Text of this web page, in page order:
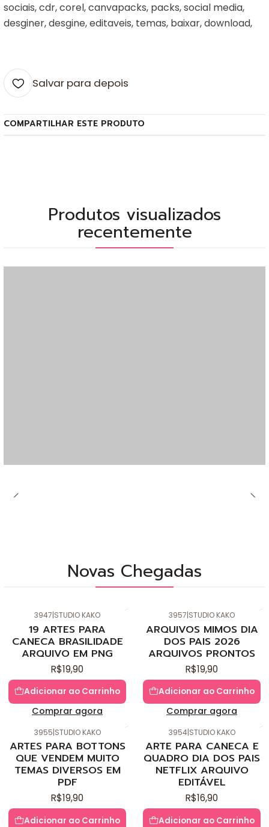
sociais, cdr, corel, canvapacks, packs, social media,
desginer, desgine, editaveis, temas, baixar, download,
Salvar para depois
COMPARTILHAR ESTE PRODUTO
Produtos visualizados
recentemente
Novas Chegadas
3947|STUDIO KAKO
19 ARTES PARA
CANECA BRASILIDADE
ARQUIVO EM PNG
R$19,90
Adicionar ao Carrinho
Comprar agora
3957|STUDIO KAKO
ARQUIVOS MIMOS DIA
DOS PAIS 2026
ARQUIVOS PRONTOS
R$19,90
Adicionar ao Carrinho
Comprar agora
3955|STUDIO KAKO
ARTES PARA BOTTONS
QUE VENDEM MUITO
TEMAS DIVERSOS EM
PDF
R$19,90
Adicionar ao Carrinho
3954|STUDIO KAKO
ARTE PARA CANECA E
QUADRO DIA DOS PAIS
NETFLIX ARQUIVO
EDITÁVEL
R$16,90
Adicionar ao Carrinho